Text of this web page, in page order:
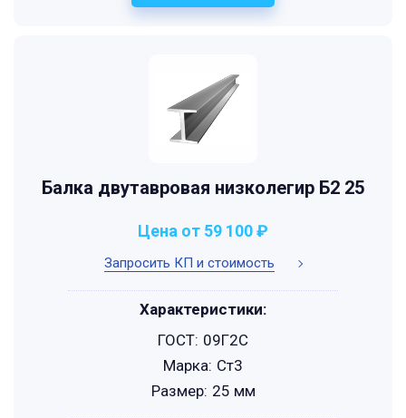
Балка двутавровая низколегир Б2 25
Запросить КП и стоимость
Цена от 59 100 ₽
Характеристики:
ГОСТ: 09Г2С
Марка: Ст3
Размер: 25 мм